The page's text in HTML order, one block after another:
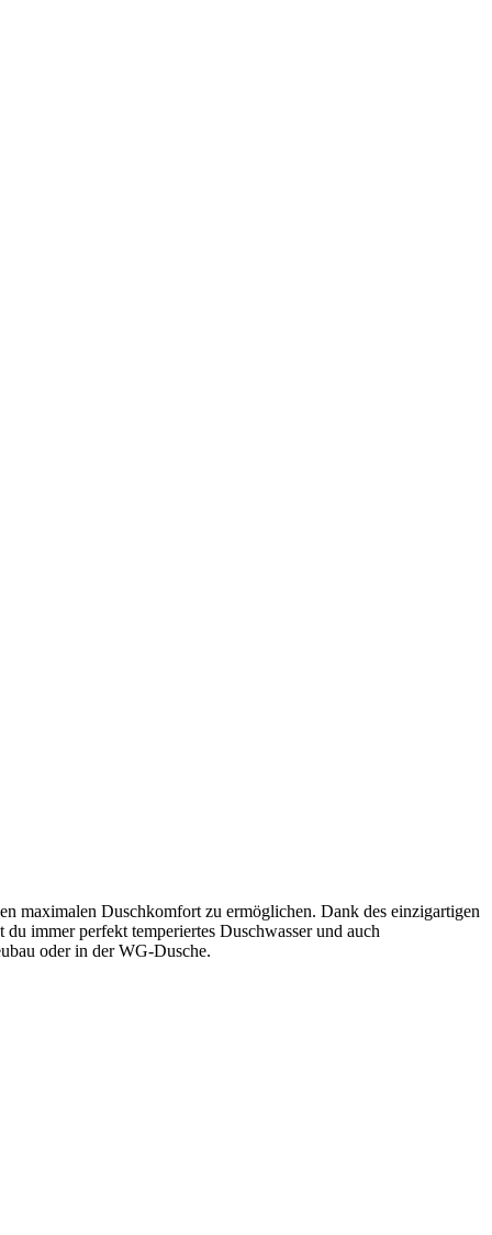
maximalen Duschkomfort zu ermöglichen. Dank des einzigartigen
du immer perfekt temperiertes Duschwasser und auch
oder in der WG-Dusche.